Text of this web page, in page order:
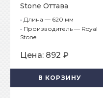
Stone Оттава
• Длина — 620 мм
• Производитель — Royal
Stone
Цена: 892 ₽
В КОРЗИНУ